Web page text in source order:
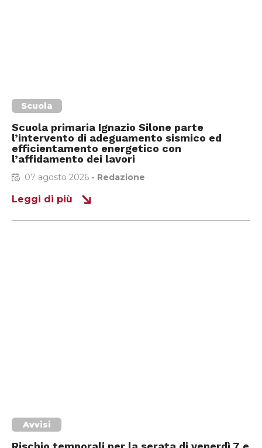
Scuola
Scuola primaria Ignazio Silone parte
l’intervento di adeguamento sismico ed
efficientamento energetico con
l’affidamento dei lavori
07 agosto 2026 - Redazione
Leggi di più
Avvisi